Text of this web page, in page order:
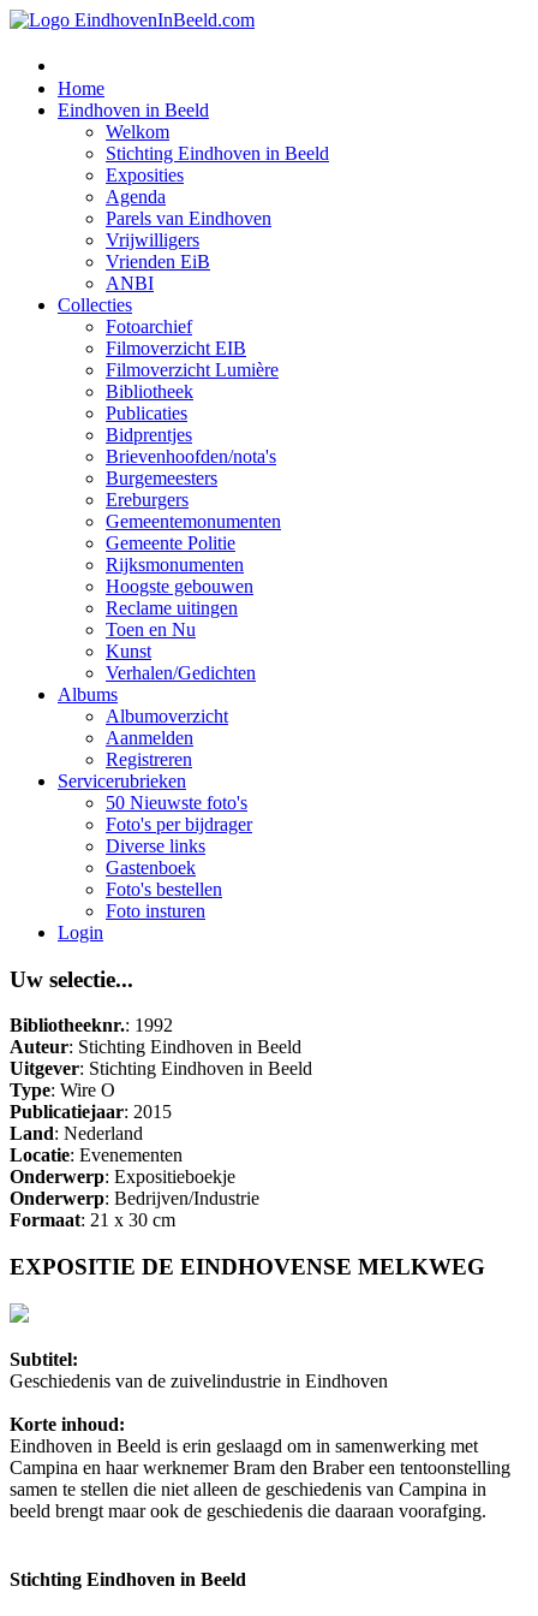
Home
Eindhoven in Beeld
Welkom
Stichting Eindhoven in Beeld
Exposities
Agenda
Parels van Eindhoven
Vrijwilligers
Vrienden EiB
ANBI
Collecties
Fotoarchief
Filmoverzicht EIB
Filmoverzicht Lumière
Bibliotheek
Publicaties
Bidprentjes
Brievenhoofden/nota's
Burgemeesters
Ereburgers
Gemeentemonumenten
Gemeente Politie
Rijksmonumenten
Hoogste gebouwen
Reclame uitingen
Toen en Nu
Kunst
Verhalen/Gedichten
Albums
Albumoverzicht
Aanmelden
Registreren
Servicerubrieken
50 Nieuwste foto's
Foto's per bijdrager
Diverse links
Gastenboek
Foto's bestellen
Foto insturen
Login
Uw selectie...
Bibliotheeknr.: 1992
Auteur: Stichting Eindhoven in Beeld
Uitgever: Stichting Eindhoven in Beeld
Type: Wire O
Publicatiejaar: 2015
Land: Nederland
Locatie: Evenementen
Onderwerp: Expositieboekje
Onderwerp: Bedrijven/Industrie
Formaat: 21 x 30 cm
EXPOSITIE DE EINDHOVENSE MELKWEG
Subtitel:
Geschiedenis van de zuivelindustrie in Eindhoven
Korte inhoud:
Eindhoven in Beeld is erin geslaagd om in samenwerking met
Campina en haar werknemer Bram den Braber een tentoonstelling
samen te stellen die niet alleen de geschiedenis van Campina in
beeld brengt maar ook de geschiedenis die daaraan voorafging.
Stichting Eindhoven in Beeld